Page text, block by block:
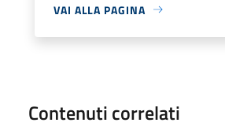
VAI ALLA PAGINA
Contenuti correlati